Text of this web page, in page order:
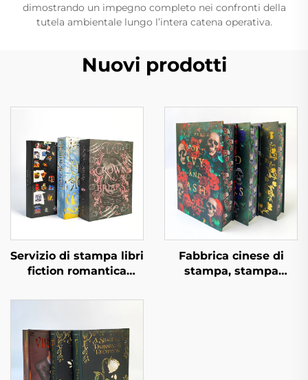
dimostrando un impegno completo nei confronti della
tutela ambientale lungo l’intera catena operativa.
Nuovi prodotti
Servizio di stampa libri
fiction romantica
indipendente
copertina rigida spray
e sovracoperta
Fabbrica cinese di
stampa, stampa